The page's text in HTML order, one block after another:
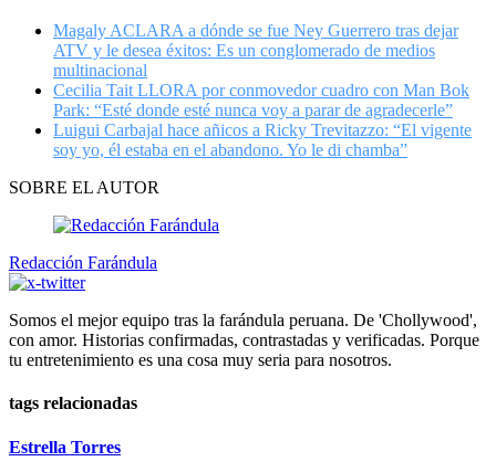
Magaly ACLARA a dónde se fue Ney Guerrero tras dejar
ATV y le desea éxitos: Es un conglomerado de medios
multinacional
Cecilia Tait LLORA por conmovedor cuadro con Man Bok
Park: “Esté donde esté nunca voy a parar de agradecerle”
Luigui Carbajal hace añicos a Ricky Trevitazzo: “El vigente
soy yo, él estaba en el abandono. Yo le di chamba”
SOBRE EL AUTOR
Redacción Farándula
Somos el mejor equipo tras la farándula peruana. De 'Chollywood',
con amor. Historias confirmadas, contrastadas y verificadas. Porque
tu entretenimiento es una cosa muy seria para nosotros.
tags relacionadas
Estrella Torres